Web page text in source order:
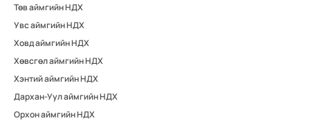
Төв аймгийн НДХ
Увс аймгийн НДХ
Ховд аймгийн НДХ
Хөвсгөл аймгийн НДХ
Хэнтий аймгийн НДХ
Дархан-Уул аймгийн НДХ
Орхон аймгийн НДХ